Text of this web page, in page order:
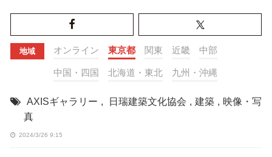
地域 オンライン 東京都 関東 近畿 中部
中国・四国 北海道・東北 九州・沖縄
AXISギャラリー , 日瑞建築文化協会 , 建築 , 映像・写
真
2024/3/26 9:15